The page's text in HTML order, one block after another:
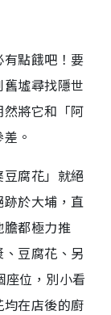
點餓吧！要
墟尋找隱世
將它和「阿
。
腐花」就絕
於大埔，直
膽都極力推
豆腐花、另
座位，別小看
在店後的廚